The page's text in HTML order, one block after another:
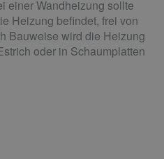
einer Wandheizung sollte
Heizung befindet, frei von
Bauweise wird die Heizung
oder in Schaumplatten